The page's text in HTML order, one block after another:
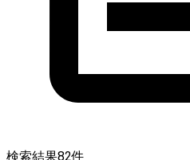
検索結果82件